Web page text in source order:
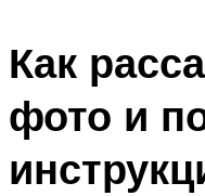
Как
фото и